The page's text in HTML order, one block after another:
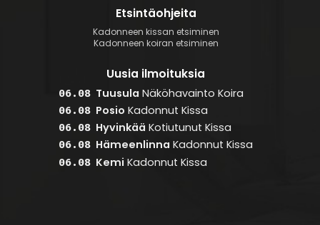
Etsintäohjeita
Kadonneen kissan etsiminen
Kadonneen koiran etsiminen
Uusia ilmoituksia
06.08 Tuusula Näköhavainto Koira
06.08 Posio Kadonnut Kissa
06.08 Hyvinkää Kotiutunut Kissa
06.08 Hämeenlinna Kadonnut Kissa
06.08 Kemi Kadonnut Kissa